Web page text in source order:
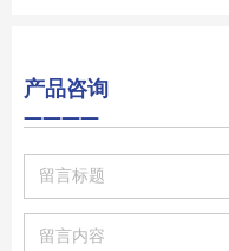
产品咨询
————